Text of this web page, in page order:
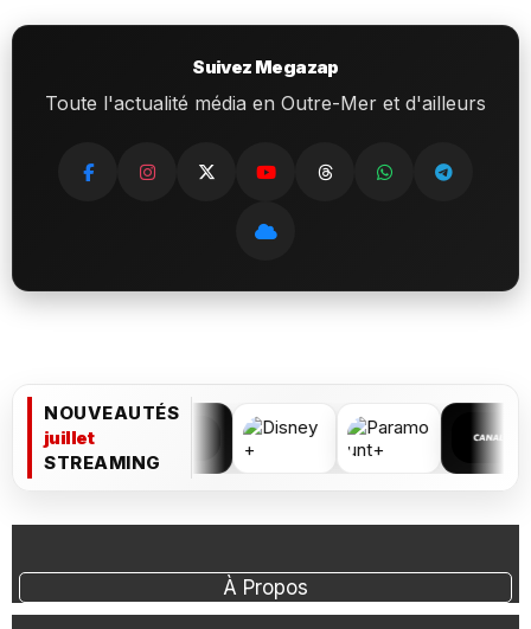
Suivez Megazap
Toute l'actualité média en Outre-Mer et d'ailleurs
NOUVEAUTÉS
juillet
STREAMING
À Propos